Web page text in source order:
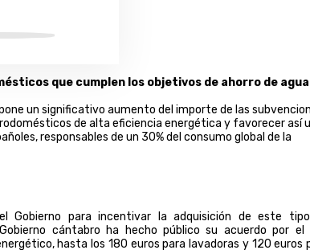
que cumplen los objetivos de ahorro de
un significativo aumento del importe de las
de alta eficiencia energética y favorecer así
responsables de un 30% del consumo global de la
Gobierno para incentivar la adquisición de este
cántabro ha hecho público su acuerdo por el
hasta los 180 euros para lavadoras y 120 euros